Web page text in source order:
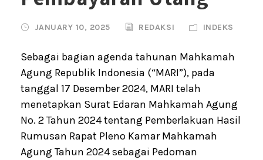
JANUARY 10, 2025 REDAKSI INDEKS
Sebagai bagian agenda tahunan Mahkamah
Agung Republik Indonesia (“MARI”), pada
tanggal 17 Desember 2024, MARI telah
menetapkan Surat Edaran Mahkamah Agung
No. 2 Tahun 2024 tentang Pemberlakuan Hasil
Rumusan Rapat Pleno Kamar Mahkamah
Agung Tahun 2024 sebagai Pedoman